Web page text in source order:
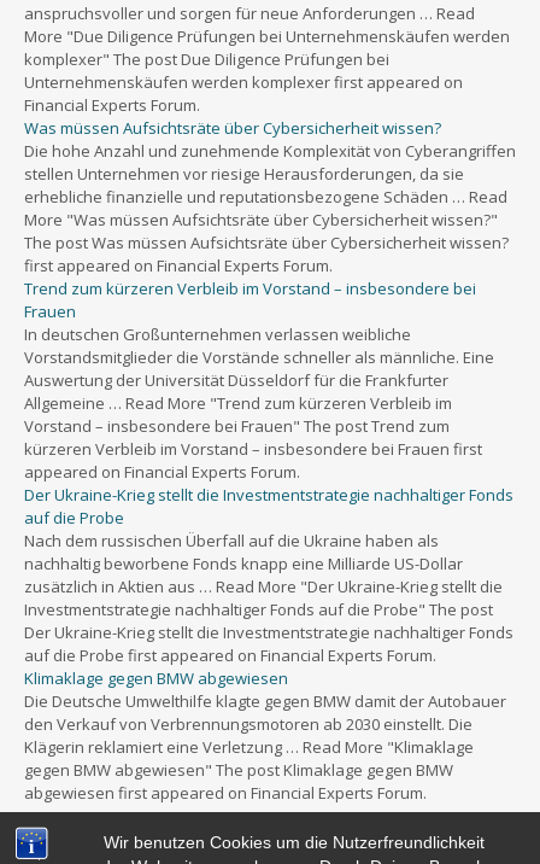
Wir benutzen Cookies um die Nutzerfreundlichkeit
anspruchsvoller und sorgen für neue Anforderungen … Read
More "Due Diligence Prüfungen bei Unternehmenskäufen werden
komplexer" The post Due Diligence Prüfungen bei
Unternehmenskäufen werden komplexer first appeared on
Financial Experts Forum.
Was müssen Aufsichtsräte über Cybersicherheit wissen?
Die hohe Anzahl und zunehmende Komplexität von Cyberangriffen
stellen Unternehmen vor riesige Herausforderungen, da sie
erhebliche finanzielle und reputationsbezogene Schäden … Read
More "Was müssen Aufsichtsräte über Cybersicherheit wissen?"
The post Was müssen Aufsichtsräte über Cybersicherheit wissen?
first appeared on Financial Experts Forum.
Trend zum kürzeren Verbleib im Vorstand – insbesondere bei
Frauen
In deutschen Großunternehmen verlassen weibliche
Vorstandsmitglieder die Vorstände schneller als männliche. Eine
Auswertung der Universität Düsseldorf für die Frankfurter
Allgemeine … Read More "Trend zum kürzeren Verbleib im
Vorstand – insbesondere bei Frauen" The post Trend zum
kürzeren Verbleib im Vorstand – insbesondere bei Frauen first
appeared on Financial Experts Forum.
Der Ukraine-Krieg stellt die Investmentstrategie nachhaltiger Fonds
auf die Probe
Nach dem russischen Überfall auf die Ukraine haben als
nachhaltig beworbene Fonds knapp eine Milliarde US-Dollar
zusätzlich in Aktien aus … Read More "Der Ukraine-Krieg stellt die
Investmentstrategie nachhaltiger Fonds auf die Probe" The post
Der Ukraine-Krieg stellt die Investmentstrategie nachhaltiger Fonds
auf die Probe first appeared on Financial Experts Forum.
Klimaklage gegen BMW abgewiesen
Die Deutsche Umwelthilfe klagte gegen BMW damit der Autobauer
den Verkauf von Verbrennungsmotoren ab 2030 einstellt. Die
Klägerin reklamiert eine Verletzung … Read More "Klimaklage
gegen BMW abgewiesen" The post Klimaklage gegen BMW
abgewiesen first appeared on Financial Experts Forum.